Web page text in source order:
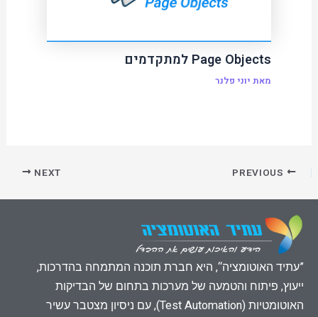
Page Objects למתקדמים
מאת יוני פלנר
NEXT
”עתיד האוטומציה“, היא חברת תוכנה המתמחה בהדרכות,
ייעוץ, פיתוח והטמעה של מערכות בתחום של הבדיקות
האוטומטיות (Test Automation), עם ניסיון מצטבר עשיר